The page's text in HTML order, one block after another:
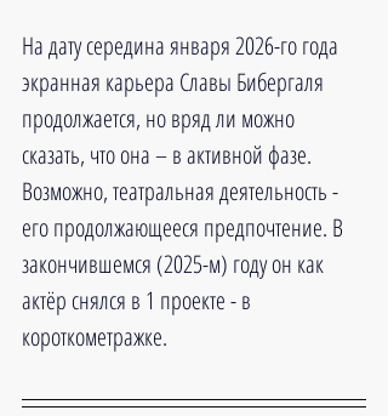
На дату середина января 2026-го года
экранная карьера Славы Бибергаля
продолжается, но вряд ли можно
сказать, что она – в активной фазе.
Возможно, театральная деятельность -
его продолжающееся предпочтение. В
закончившемся (2025-м) году он как
актёр снялся в 1 проекте - в
короткометражке.